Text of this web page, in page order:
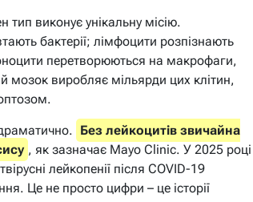
виконує унікальну місію.
бактерії; лімфоцити розпізнають
перетворюються на макрофаги,
мозок виробляє мільярди цих клітин,
Без лейкоцитів звичайна
, як зазначає Mayo Clinic. У 2025 році
лейкопенії після COVID-19
Це не просто цифри – це історії